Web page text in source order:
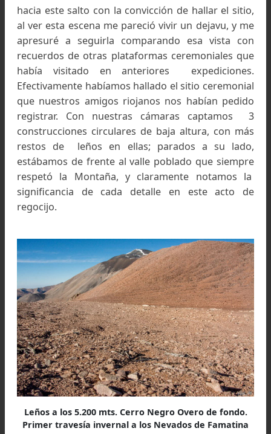
altura y con vista a las grandes cumbres
macizo. El bagaje en espalda aún ejercía el peso
la provisión pensada para más de una
pero la quietud atmosférica no agregaba ya ni
gramo más. Caminar con tan calmo día
gratificante a nuestros cuerpos agitados y
mentes exhaustas, y de alguna manera
minimizados los esfuerzos al llevar
empatía hacia aquellas personas que en
pre hispánicos ascendieron estas montañas con
sentido netamente religioso, con
totalmente diferentes a los actuales.
encuentro de una pila de maderas hallados
de donde elegimos levantar carpa, maderas
dan testimonio, como en muchas otras
de la presencia de antiquísimas logísticas de
antiguos con el fin de ofrendar las
cumbres sagradas). Teniendo datos orientativos
dónde estaría el posible sitio cumbrero de
llegamos a una especie de enorme balcón
ladera este, próximo a la cumbre del Cerro
hacia este salto con la convicción de hallar el